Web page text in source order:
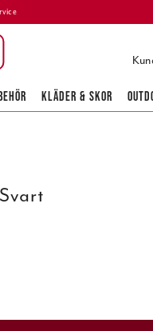
KLÄDER & SKOR